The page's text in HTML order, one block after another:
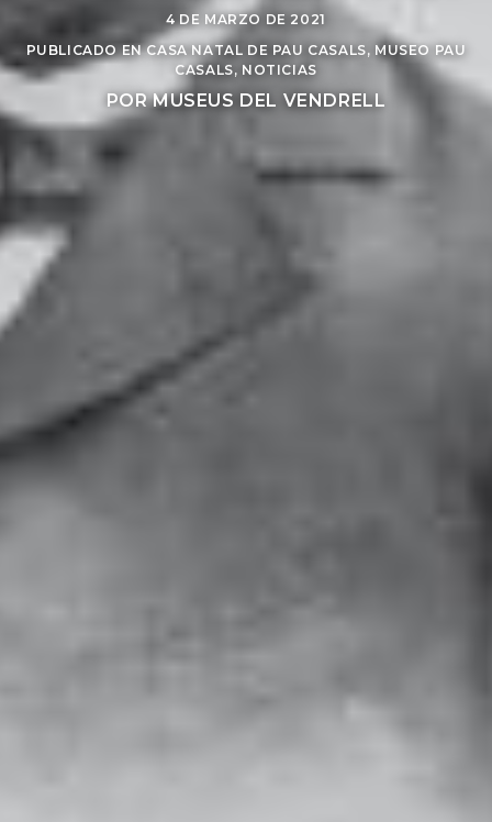
4 DE MARZO DE 2021
PUBLICADO ENCASA NATAL DE PAU CASALS, MUSEO PAU
CASALS, NOTICIAS
PORMUSEUS DEL VENDRELL